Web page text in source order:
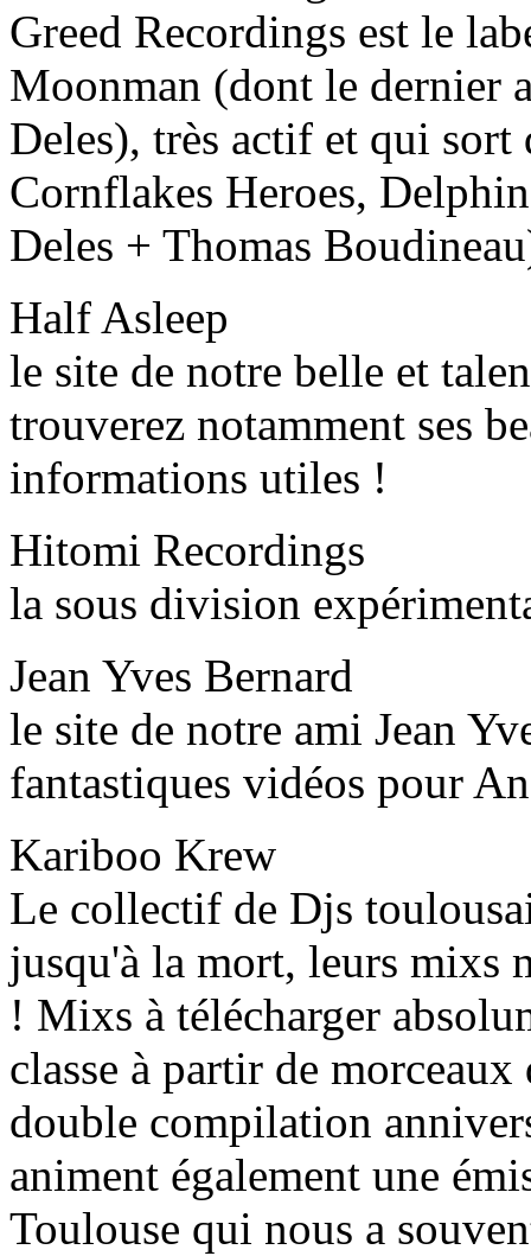
Greed Recordings est le
Moonman (dont le dernier
Deles), très actif et qui sort
Cornflakes Heroes,
Deles + Thomas
Half Asleep
le site de notre belle et
trouverez notamment ses
informations utiles !
Hitomi Recordings
la sous division
Jean Yves Bernard
le site de notre ami Jean
fantastiques vidéos pour
Kariboo Krew
Le collectif de Djs
jusqu'à la mort, leurs mixs
! Mixs à télécharger
classe à partir de
double compilation
animent également une
Toulouse qui nous a